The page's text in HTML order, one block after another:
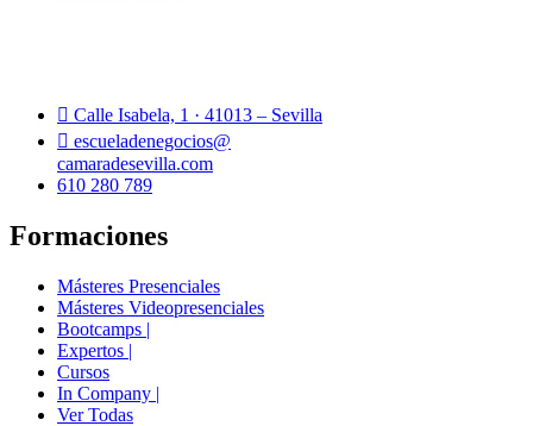
Calle Isabela, 1 · 41013 – Sevilla
escueladenegocios@
camaradesevilla.com
610 280 789
Formaciones
Másteres Presenciales
Másteres Videopresenciales
Bootcamps |
Expertos |
Cursos
In Company |
Ver Todas